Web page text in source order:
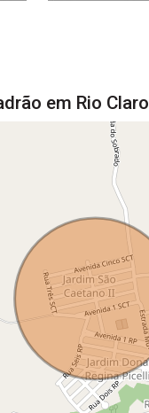
em Rio Claro